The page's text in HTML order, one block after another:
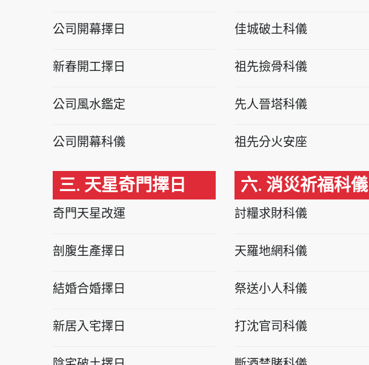
公司開幕擇日
新春開工擇日
公司風水鑑定
公司開幕科儀
三. 天星奇門擇日
奇門天星改運
剖腹生產擇日
結婚合婚擇日
新居入宅擇日
佳城破土科儀
祖先撿骨科儀
先人晉塔科儀
祖先分火安座
六. 消災祈福科儀
討糧求財科儀
天羅地網科儀
祭送小人科儀
打沈官司科儀